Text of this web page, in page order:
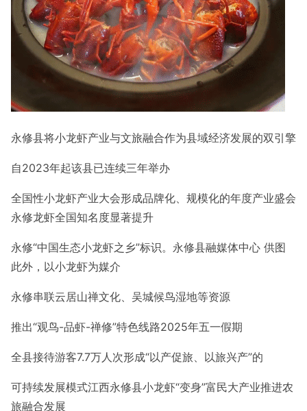
永修县将小龙虾产业与文旅融合作为县域经济发展的双引擎
自2023年起该县已连续三年举办
全国性小龙虾产业大会形成品牌化、规模化的年度产业盛会
永修龙虾全国知名度显著提升
永修“中国生态小龙虾之乡”标识。永修县融媒体中心 供图
此外，以小龙虾为媒介
永修串联云居山禅文化、 吴城候鸟湿地等资源
推出“观鸟-品虾-禅修”特色线路2025年五一假期
全县接待游客7.7万人次形成“以产促旅、以旅兴产”的
可持续发展模式江西永修县小龙虾“变身”富民大产业推进农
旅融合发展